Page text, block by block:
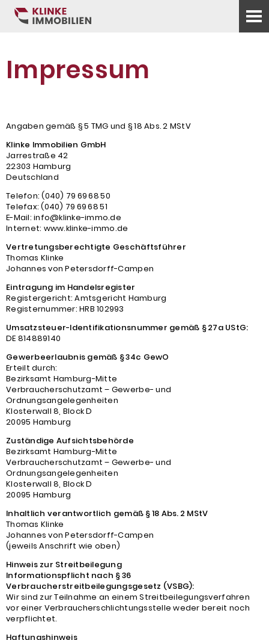
Impressum
Angaben gemäß § 5 TMG und § 18 Abs. 2 MStV
Klinke Immobilien GmbH
Jarrestraße 42
22303 Hamburg
Deutschland
Telefon: (040) 79 69 68 50
Telefax: (040) 79 69 68 51
E-Mail: info@klinke-immo.de
Internet: www.klinke-immo.de
Vertretungsberechtigte Geschäftsführer
Thomas Klinke
Johannes von Petersdorff-Campen
Eintragung im Handelsregister
Registergericht: Amtsgericht Hamburg
Registernummer: HRB 102993
Umsatzsteuer-Identifikationsnummer gemäß § 27a UStG:
DE 814889140
Gewerbeerlaubnis gemäß § 34c GewO
Erteilt durch:
Bezirksamt Hamburg-Mitte
Verbraucherschutzamt – Gewerbe- und
Ordnungsangelegenheiten
Klosterwall 8, Block D
20095 Hamburg
Zuständige Aufsichtsbehörde
Bezirksamt Hamburg-Mitte
Verbraucherschutzamt – Gewerbe- und
Ordnungsangelegenheiten
Klosterwall 8, Block D
20095 Hamburg
Inhaltlich verantwortlich gemäß § 18 Abs. 2 MStV
Thomas Klinke
Johannes von Petersdorff-Campen
(jeweils Anschrift wie oben)
Hinweis zur Streitbeilegung
Informationspflicht nach § 36
Verbraucherstreitbeilegungsgesetz (VSBG):
Wir sind zur Teilnahme an einem Streitbeilegungsverfahren
vor einer Verbraucherschlichtungsstelle weder bereit noch
verpflichtet.
Haftungshinweis